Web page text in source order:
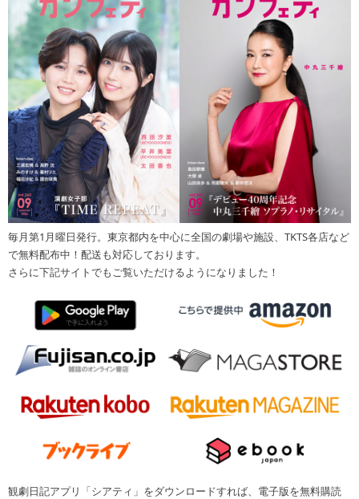
毎月第1月曜日発行。東京都内を中心に全国の劇場や施設、TKTS各店など
で無料配布中！配送も対応しております。
さらに下記サイトでもご覧いただけるようになりました！
観劇日記アプリ「シアティ」をダウンロードすれば、電子版を無料購読